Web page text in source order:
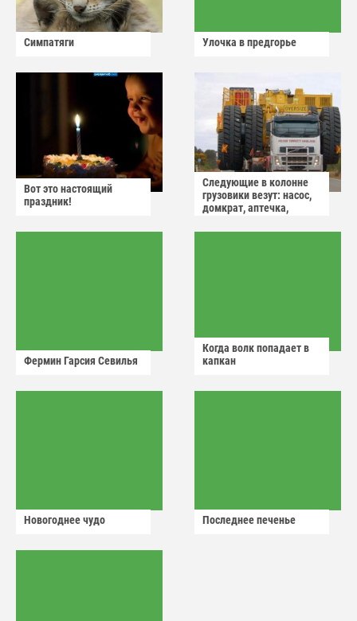
Симпатяги Улочка в предгорье
Вот это настоящий
праздник!
Следующие в колонне
грузовики везут: насос,
домкрат, аптечка,
Фермин Гарсия Севилья
Когда волк попадает в
капкан
Новогоднее чудо Последнее печенье